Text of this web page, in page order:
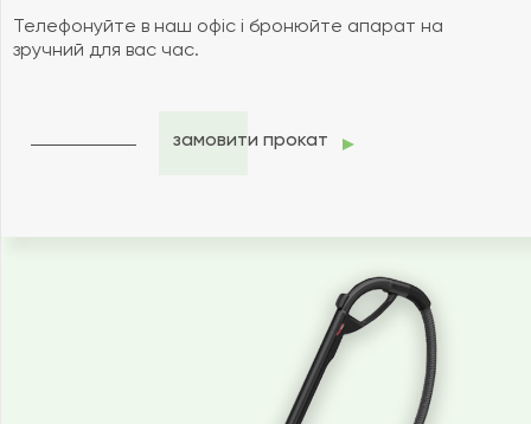
Телефонуйте в наш офіс і бронюйте апарат на
зручний для вас час.
замовити прокат